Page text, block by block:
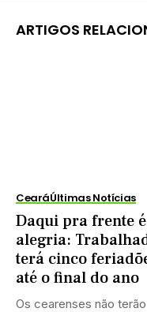
ARTIGOS
CearáÚltimas Notícias
Daqui pra frente
alegria:
terá cinco
até o final do ano
Os cearenses não